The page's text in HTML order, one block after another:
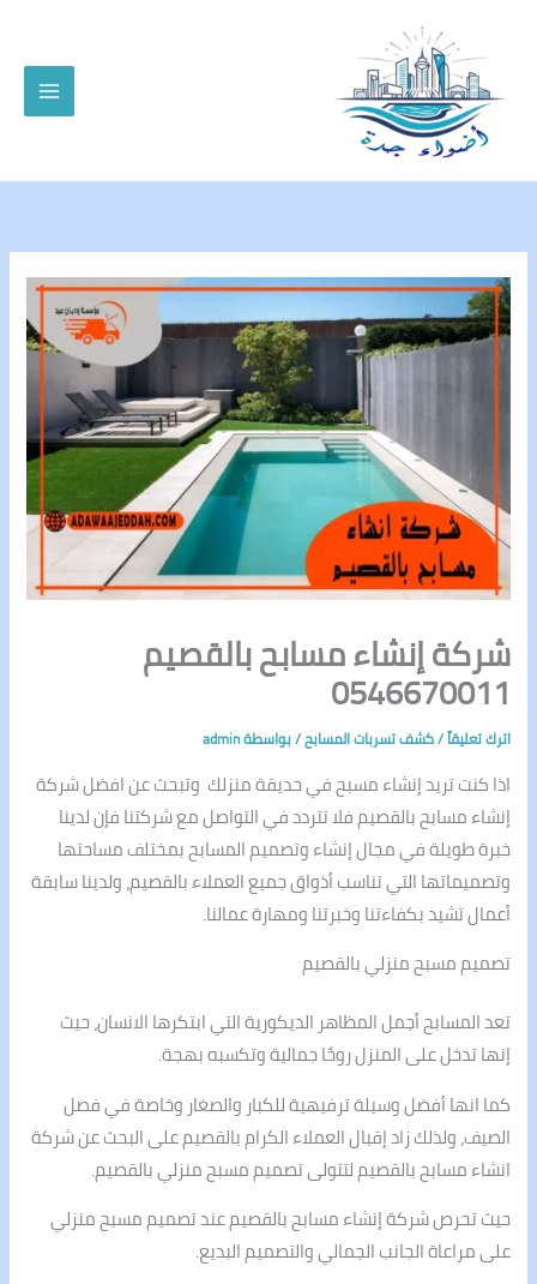
المحتوى
شركة إنشاء مسابح بالقصيم
0546670011
اترك تعليقاً/كشف تسربات المسابح/ بواسطةadmin
اذا كنت تريد إنشاء مسبح في حديقة منزلك وتبحث عن افضل شركة
إنشاء مسابح بالقصيم فلا تتردد في التواصل مع شركتنا فإن لدينا
خبرة طويلة في مجال إنشاء وتصميم المسابح بمختلف مساحتها
وتصميماتها التي تناسب أذواق جميع العملاء بالقصيم، ولدينا سابقة
أعمال تشيد بكفاءتنا وخبرتنا ومهارة عمالنا.
تصميم مسبح منزلي بالقصيم
تعد المسابح أجمل المظاهر الديكورية التي ابتكرها الانسان، حيث
إنها تدخل على المنزل روحًا جمالية وتكسبه بهجة.
كما انها أفضل وسيلة ترفيهية للكبار والصغار وخاصة في فصل
الصيف، ولذلك زاد إقبال العملاء الكرام بالقصيم على البحث عن شركة
انشاء مسابح بالقصيم لتتولى تصميم مسبح منزلي بالقصيم.
حيث تحرص شركة إنشاء مسابح بالقصيم عند تصميم مسبح منزلي
على مراعاة الجانب الجمالي والتصميم البديع.